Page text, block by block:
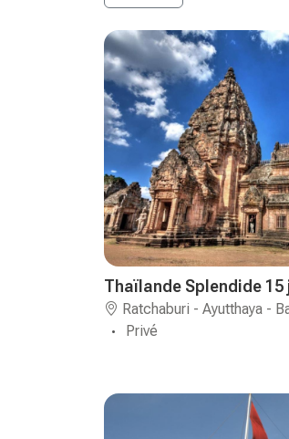
Thaïlande Splendide
Ratchaburi - Ayutthaya -
Privé